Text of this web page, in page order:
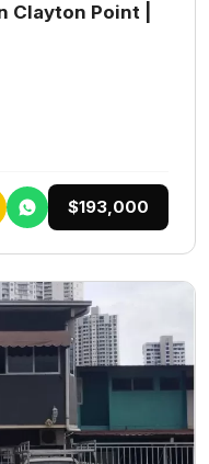
Clayton Point |
$193,000